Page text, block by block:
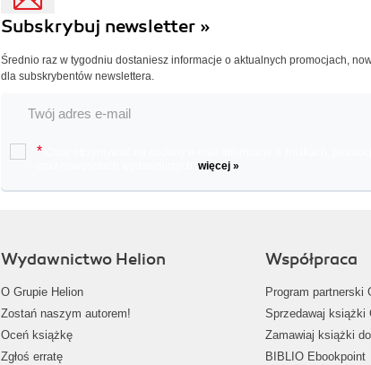
Subskrybuj newsletter »
Średnio raz w tygodniu dostaniesz informacje o aktualnych promocjach,
dla subskrybentów newslettera.
*
więcej »
Wydawnictwo Helion
O Grupie Helion
Zostań naszym autorem!
Oceń książkę
Zgłoś erratę
Współpraca
Program partnerski
Sprzedawaj książki
Zamawiaj książki
BIBLIO Ebookpoint